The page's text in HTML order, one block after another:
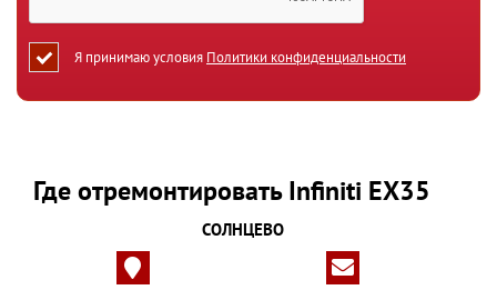
Я принимаю условия Политики конфиденциальности
Где отремонтировать Infiniti EX35
СОЛНЦЕВО